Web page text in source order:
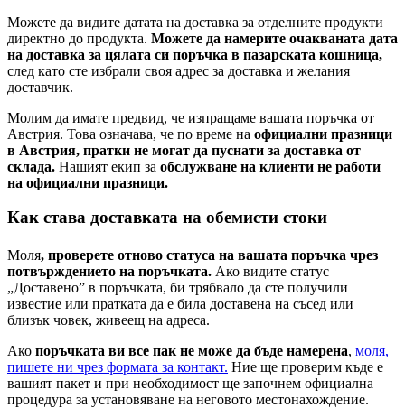
Можете да видите датата на доставка за отделните продукти
директно до продукта. Можете да намерите очакваната дата
на доставка за цялата си поръчка в пазарската кошница,
след като сте избрали своя адрес за доставка и желания
доставчик.
Молим да имате предвид, че изпращаме вашата поръчка от
Австрия. Това означава, че по време на официални празници
в Австрия, пратки не могат да пуснати за доставка от
склада. Нашият екип за обслужване на клиенти не работи
на официални празници.
Как става доставката на обемисти стоки
Моля, проверете отново статуса на вашата поръчка чрез
потвърждението на поръчката. Ако видите статус
„Доставено” в поръчката, би трябвало да сте получили
известие или пратката да е била доставена на съсед или
близък човек, живеещ на адреса.
Ако поръчката ви все пак не може да бъде намерена, моля,
пишете ни чрез формата за контакт. Ние ще проверим къде е
вашият пакет и при необходимост ще започнем официална
процедура за установяване на неговото местонахождение.